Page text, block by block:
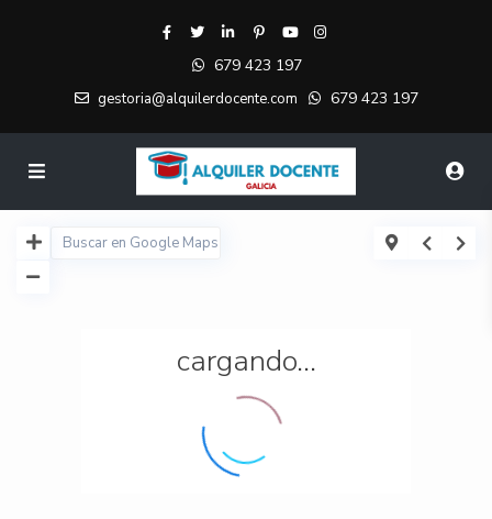
679 423 197
gestoria@alquilerdocente.com 679 423 197
cargando...